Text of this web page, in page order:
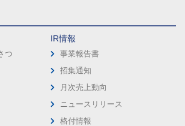
つ
IR情報
事業報告書
招集通知
月次売上動向
ニュースリリース
格付情報